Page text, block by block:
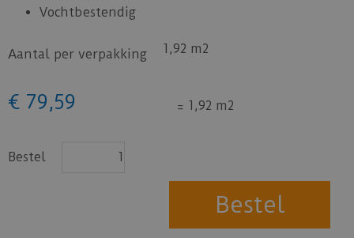
Vochtbestendig
Aantal per verpakking 1,92 m2
€ 79,59 = 1,92 m2
Bestel